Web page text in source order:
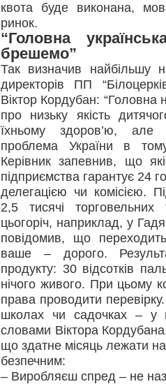
квота буде виконана,
ринок.
“Головна
брешемо”
Так визначив найбільшу
директорів ПП
Віктор Кордубан: “Головна
про низьку якість
їхньому здоров’ю, але
проблема України в
Керівник запевнив, що
підприємства гарантує 24
делегацією чи комісією.
2,5 тисячі
цьогоріч, наприклад, у
повідомив, що
ваше – дорого.
продукту: 30 відсотків
нічого живого. При цьому
права проводити
школах чи садочках – у
словами Віктора
що здатне місяць лежати на
безпечним:
– Виробляєш спред – не